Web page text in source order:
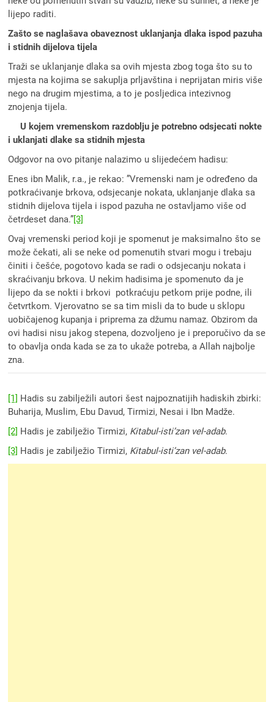
lijepo raditi.
Zašto se naglašava obaveznost uklanjanja dlaka ispod pazuha
i stidnih dijelova tijela
Traži se uklanjanje dlaka sa ovih mjesta zbog toga što su to
mjesta na kojima se sakuplja prljavština i neprijatan miris više
nego na drugim mjestima, a to je posljedica intezivnog
znojenja tijela.
U kojem vremenskom razdoblju je potrebno odsjecati nokte
i uklanjati dlake sa stidnih mjesta
Odgovor na ovo pitanje nalazimo u slijedećem hadisu:
Enes ibn Malik, r.a., je rekao: ”Vremenski nam je određeno da
potkraćivanje brkova, odsjecanje nokata, uklanjanje dlaka sa
stidnih dijelova tijela i ispod pazuha ne ostavljamo više od
četrdeset dana.”[3]
Ovaj vremenski period koji je spomenut je maksimalno što se
može čekati, ali se neke od pomenutih stvari mogu i trebaju
činiti i češće, pogotovo kada se radi o odsjecanju nokata i
skraćivanju brkova. U nekim hadisima je spomenuto da je
lijepo da se nokti i brkovi potkraćuju petkom prije podne, ili
četvrtkom. Vjerovatno se sa tim misli da to bude u sklopu
uobičajenog kupanja i priprema za džumu namaz. Obzirom da
ovi hadisi nisu jakog stepena, dozvoljeno je i preporučivo da se
to obavlja onda kada se za to ukaže potreba, a Allah najbolje
zna.
[1] Hadis su zabilježili autori šest najpoznatijih hadiskih zbirki:
Buharija, Muslim, Ebu Davud, Tirmizi, Nesai i Ibn Madže.
[2] Hadis je zabilježio Tirmizi, Kitabul-isti’zan vel-adab.
[3] Hadis je zabilježio Tirmizi, Kitabul-isti’zan vel-adab.